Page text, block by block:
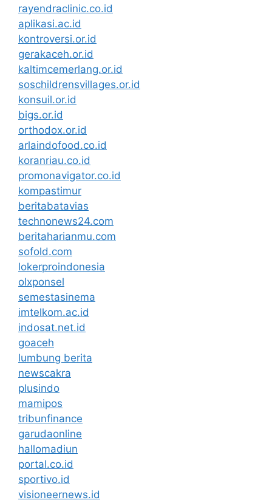
rayendraclinic.co.id
aplikasi.ac.id
kontroversi.or.id
gerakaceh.or.id
kaltimcemerlang.or.id
soschildrensvillages.or.id
konsuil.or.id
bigs.or.id
orthodox.or.id
arlaindofood.co.id
koranriau.co.id
promonavigator.co.id
kompastimur
beritabatavias
technonews24.com
beritaharianmu.com
sofold.com
lokerproindonesia
olxponsel
semestasinema
imtelkom.ac.id
indosat.net.id
goaceh
lumbung berita
newscakra
plusindo
mamipos
tribunfinance
garudaonline
hallomadiun
portal.co.id
sportivo.id
visioneernews.id